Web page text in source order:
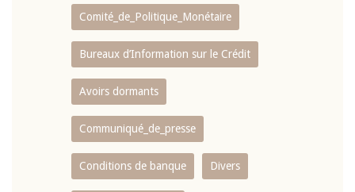
Comité_de_Politique_Monétaire
Bureaux d’Information sur le Crédit
Avoirs dormants
Communiqué_de_presse
Conditions de banque Divers